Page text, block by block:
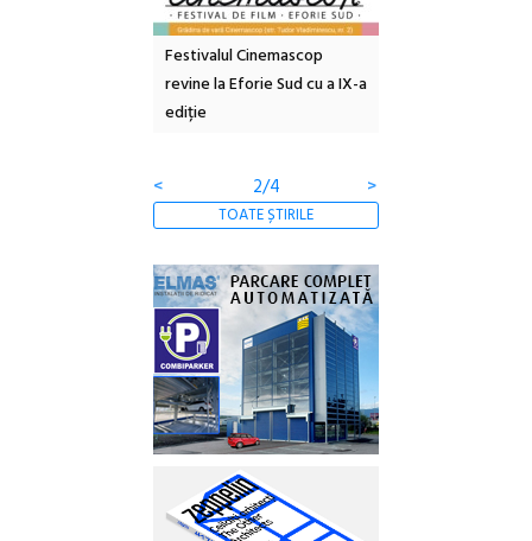
Festivalul Cinemascop
revine la Eforie Sud cu a IX-a
ediție
<
2/4 >
TOATE ȘTIRILE